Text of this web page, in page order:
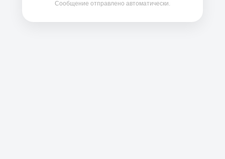
Сообщение отправлено автоматически.